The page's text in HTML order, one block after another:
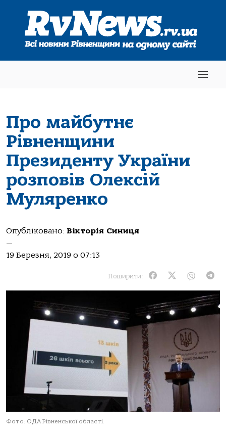
Про майбутнє
Рівненщини
Президенту України
розповів Олексій
Муляренко
Опубліковано: Вікторія Синиця
—
19 Березня, 2019 о 07:13
Поширити:
Фото: ОДА Рівненської області.